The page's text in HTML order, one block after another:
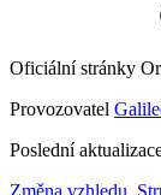
Oficiální stránky
Provozovatel
Poslední